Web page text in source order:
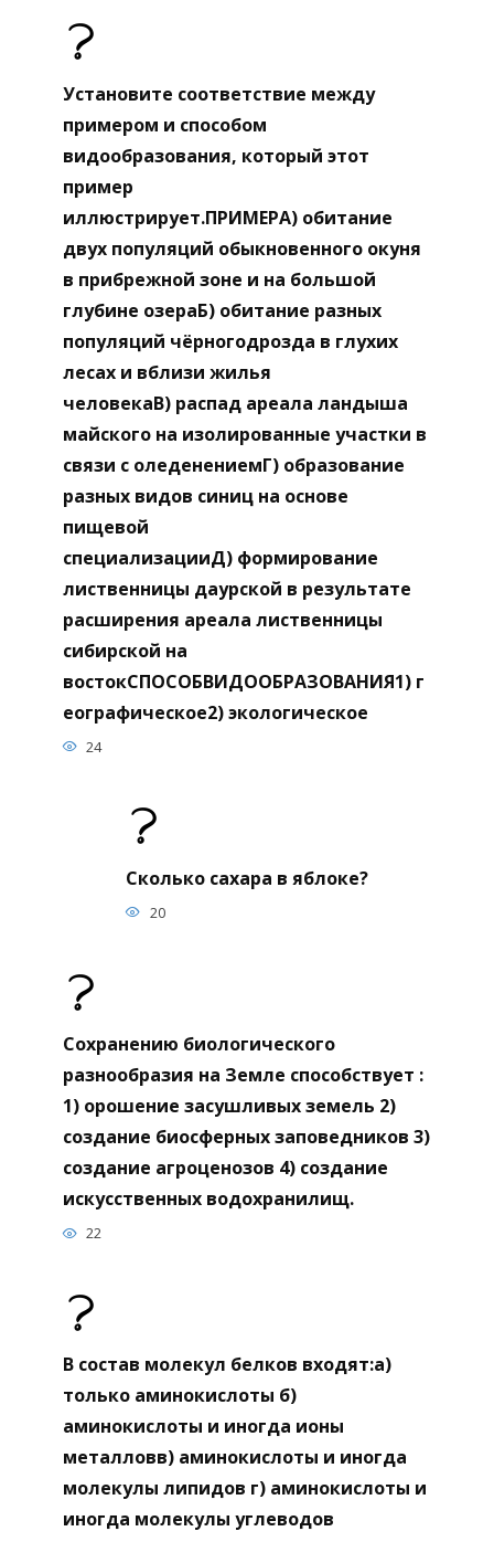
Установите соответствие между
примером и способом
видообразования, который этот
пример
иллюстрирует.ПРИМЕРА) обитание
двух популяций обыкновенного окуня
в прибрежной зоне и на большой
глубине озераБ) обитание разных
популяций чёрногодрозда в глухих
лесах и вблизи жилья
человекаВ) распад ареала ландыша
майского на изолированные участки в
связи с оледенениемГ) образование
разных видов синиц на основе
пищевой
специализацииД) формирование
лиственницы даурской в результате
расширения ареала лиственницы
сибирской на
востокСПОСОБВИДООБРАЗОВАНИЯ1) г
еографическое2) экологическое
24
Сколько сахара в яблоке?
20
Сохранению биологического
разнообразия на Земле способствует :
1) орошение засушливых земель 2)
создание биосферных заповедников 3)
создание агроценозов 4) создание
искусственных водохранилищ.
22
В состав молекул белков входят:а)
только аминокислоты б)
аминокислоты и иногда ионы
металловв) аминокислоты и иногда
молекулы липидов г) аминокислоты и
иногда молекулы углеводов